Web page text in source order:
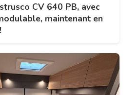
CV 640 PB, avec
maintenant en